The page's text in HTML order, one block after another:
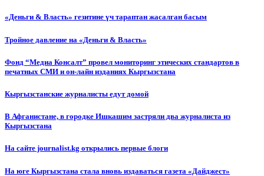
«Деньги & Власть» гезитине үч тараптан жасалган басым
Тройное давление на «Деньги & Власть»
Фонд “Медиа Консалт” провел мониторинг этических стандартов в
печатных СМИ и он-лайн изданиях Кыргызстана
Кыргызстанские журналисты едут домой
В Афганистане, в городке Ишкашим застряли два журналиста из
Кыргызстана
На сайте journalist.kg открылись первые блоги
На юге Кыргызстана стала вновь издаваться газета «Дайджест»